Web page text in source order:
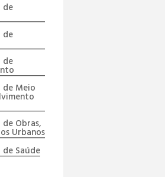
de
de
de
Meio
Obras,
Urbanos
Saúde